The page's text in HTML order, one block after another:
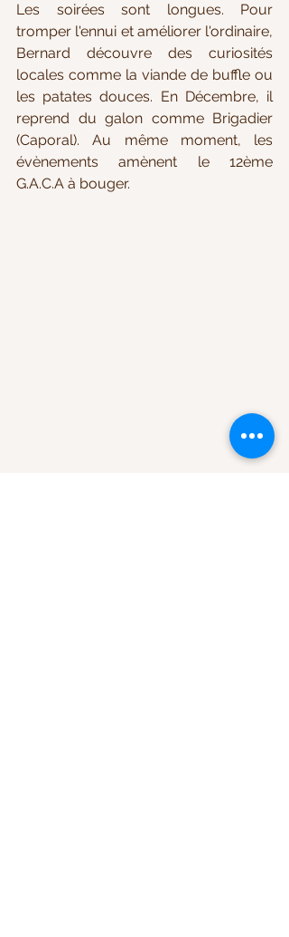
Les soirées sont longues. Pour
tromper l'ennui et améliorer l'ordinaire,
Bernard découvre des curiosités
locales comme la viande de buffle ou
les patates douces. En Décembre, il
reprend du galon comme Brigadier
(Caporal). Au même moment, les
évènements amènent le 12ème
G.A.C.A à bouger.